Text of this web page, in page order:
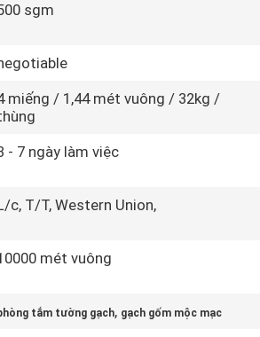
sgm
miếng / 1,44 mét vuông / 32kg /
- 7 ngày làm việc
c, T/T, Western Union,
mét vuông
tắm tường gạch, gạch gốm mộc mạc